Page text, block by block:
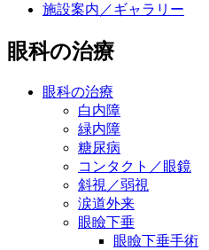
施設案内／ギャラリー
眼科の治療
眼科の治療
白内障
緑内障
糖尿病
コンタクト／眼鏡
斜視／弱視
涙道外来
眼瞼下垂
眼瞼下垂手術